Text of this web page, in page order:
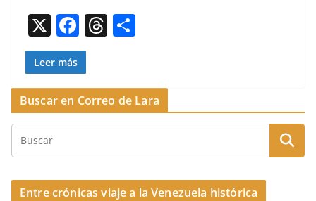
b
o
o
k
d
s
X F
a
c
e
b
o
k
T
a
d
p
ar
Leer más
Buscar en Correo de Lara
Entre crónicas viaje a la Venezuela histórica